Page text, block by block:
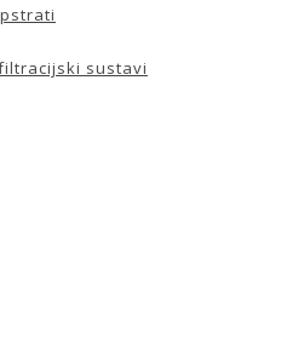
sustavi